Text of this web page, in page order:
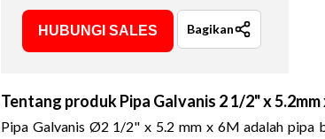
HUBUNGI SALES Bagikan
Tentang produkPipa Galvanis 2 1/2" x 5.2mm
Pipa Galvanis Ø2 1/2" x 5.2 mm x 6M adalah pipa